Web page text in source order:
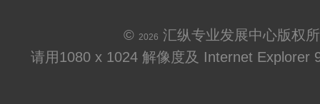
© 2026 汇纵专业发展中心版权
请用1080 x 1024 解像度及 Internet Explorer